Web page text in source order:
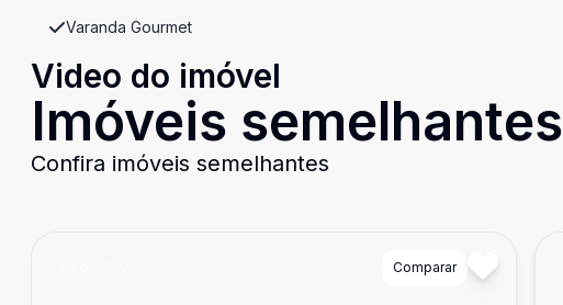
Varanda Gourmet
Video do imóvel
Imóveis semelhantes
Confira imóveis semelhantes
Comparar